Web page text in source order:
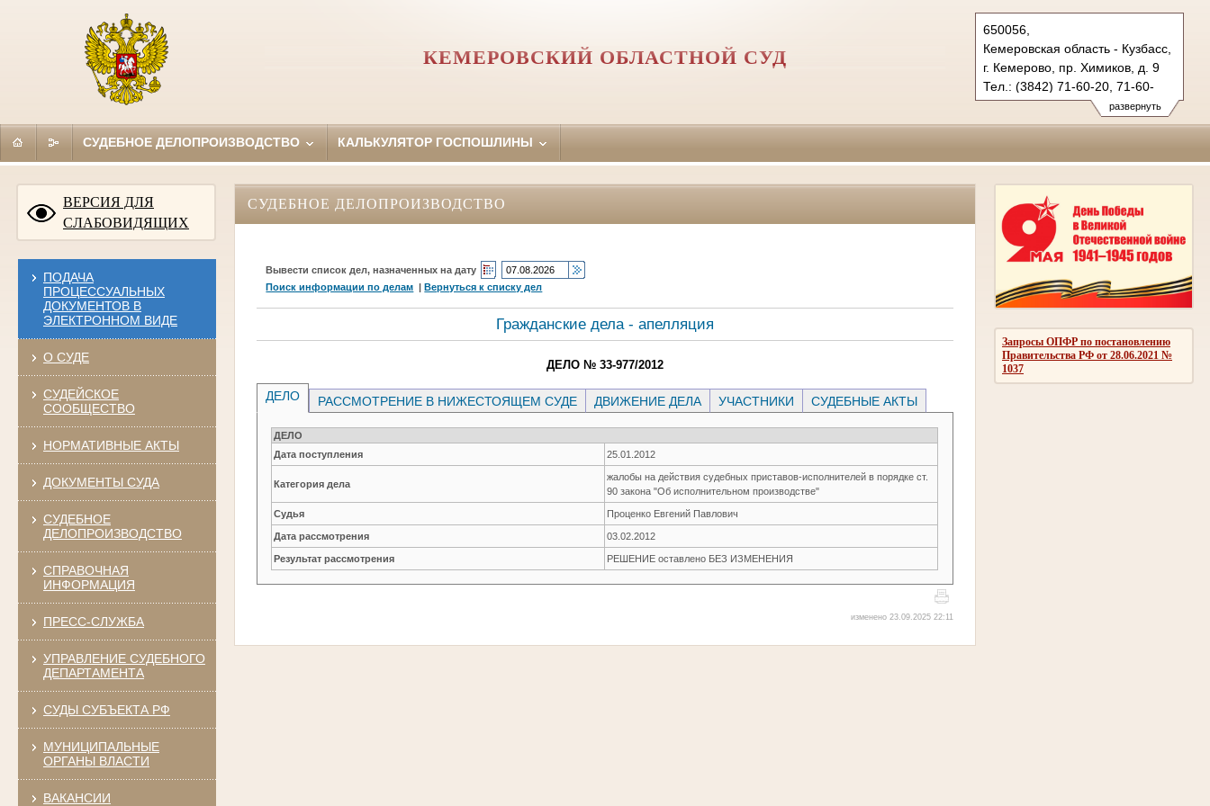
развернуть
650056,
Кемеровская область - Кузбасс,
г. Кемерово, пр. Химиков, д. 9
Тел.: (3842) 71-60-20, 71-60-
22 (т/ф.)
oblsud.kmr@sudrf.ru
КЕМЕРОВСКИЙ ОБЛАСТНОЙ СУД
СУДЕБНОЕ ДЕЛОПРОИЗВОДСТВО КАЛЬКУЛЯТОР ГОСПОШЛИНЫ
ВЕРСИЯ ДЛЯ
СЛАБОВИДЯЩИХ
ПОДАЧА
ПРОЦЕССУАЛЬНЫХ
ДОКУМЕНТОВ В
ЭЛЕКТРОННОМ ВИДЕ
О СУДЕ
СУДЕЙСКОЕ
СООБЩЕСТВО
НОРМАТИВНЫЕ АКТЫ
ДОКУМЕНТЫ СУДА
СУДЕБНОЕ
ДЕЛОПРОИЗВОДСТВО
СПРАВОЧНАЯ
ИНФОРМАЦИЯ
ПРЕСС-СЛУЖБА
УПРАВЛЕНИЕ СУДЕБНОГО
ДЕПАРТАМЕНТА
СУДЫ СУБЪЕКТА РФ
МУНИЦИПАЛЬНЫЕ
ОРГАНЫ ВЛАСТИ
ВАКАНСИИ
Запросы ОПФР по постановлению
Правительства РФ от 28.06.2021 №
1037
СУДЕБНОЕ ДЕЛОПРОИЗВОДСТВО
Вывести список дел, назначенных на дату
Поиск информации по делам |Вернуться к списку дел
Гражданские дела - апелляция
ДЕЛО № 33-977/2012
ДЕЛО РАССМОТРЕНИЕ В НИЖЕСТОЯЩЕМ СУДЕ ДВИЖЕНИЕ ДЕЛА УЧАСТНИКИ СУДЕБНЫЕ АКТЫ
ДЕЛО
Дата поступления
25.01.2012
Категория дела
жалобы на действия судебных приставов-исполнителей в порядке ст.
90 закона "Об исполнительном производстве"
Судья Проценко Евгений Павлович
Дата рассмотрения 03.02.2012
Результат рассмотрения РЕШЕНИЕ оставлено БЕЗ ИЗМЕНЕНИЯ
изменено 23.09.2025 22:11